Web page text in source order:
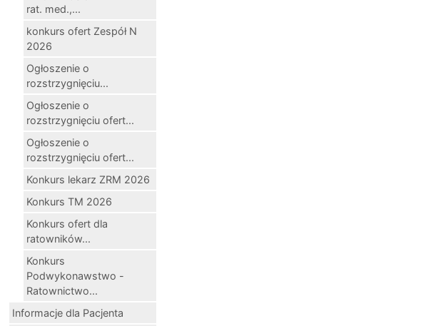
rat. med.,...
konkurs ofert Zespół N
2026
Ogłoszenie o
rozstrzygnięciu...
Ogłoszenie o
rozstrzygnięciu ofert...
Ogłoszenie o
rozstrzygnięciu ofert...
Konkurs lekarz ZRM 2026
Konkurs TM 2026
Konkurs ofert dla
ratowników...
Konkurs
Podwykonawstwo -
Ratownictwo...
Informacje dla Pacjenta